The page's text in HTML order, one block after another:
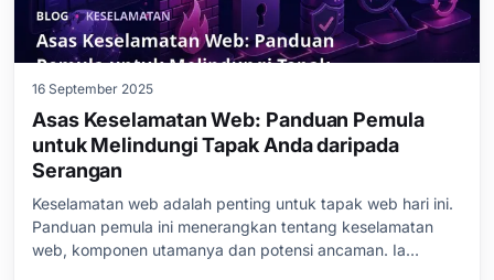
16 September 2025
Asas Keselamatan Web: Panduan Pemula
untuk Melindungi Tapak Anda daripada
Serangan
Keselamatan web adalah penting untuk tapak web hari ini.
Panduan pemula ini menerangkan tentang keselamatan
web, komponen utamanya dan potensi ancaman. Ia